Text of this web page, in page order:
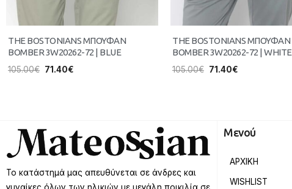
THE BOSTONIANS ΜΠΟΥΦΑΝ
BOMBER 3W20262-72 | BLUE
105.00€ 71.40€
THE BOSTONIANS ΜΠΟΥΦΑΝ
BOMBER 3W20262-72 | WHITE
105.00€ 71.40€
Το κατάστημά μας απευθύνεται σε άνδρες και
Μενού
ΑΡΧΙΚΗ
WISHLIST